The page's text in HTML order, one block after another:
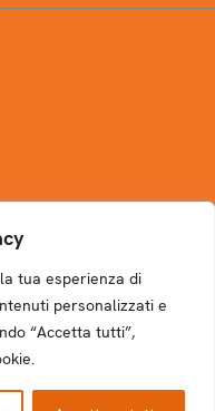
tua esperienza di
personalizzati e
“Accetta tutti”,